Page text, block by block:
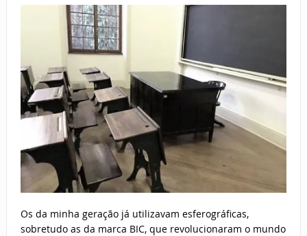
Os da minha geração já utilizavam esferográficas,
sobretudo as da marca BIC, que revolucionaram o mundo